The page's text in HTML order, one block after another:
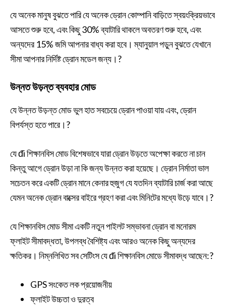
যে অনেক মানুষ বুঝতে পারি যে অনেক ড্রোন কোম্পানি বাড়িতে স্বয়ংক্রিয়ভাবে
আসতে শুরু হবে, এবং কিছু 30% ব্যাটারি থাকলে অবতরণ শুরু হবে, এবং
অন্যদের 15% জমি আপনার বাধ্য করা হবে। ম্যানুয়াল পড়ুন বুঝতে যেখানে
সীমা আপনার নির্দিষ্ট ড্রোন মডেল জন্য।?
উন্নত উড়ন্ত ব্যবহার মোড
যে উন্নত উড়ন্ত মোড ভুল হাত সবচেয়ে ড্রোন পাওয়া যায় এবং, ড্রোন
বিপর্যস্ত হতে পারে।?
যে đi শিক্ষানবিস মোড বিশেষভাবে যারা ড্রোন উড়তে অপেক্ষা করতে না চান
কিন্তু আগে ড্রোন উড়া না কি জন্য উন্নত করা হয়েছে। ড্রোন নির্মাতা ভাল
সচেতন করে একটি ড্রোন মানে কেনার হুজুগ যে যতদিন ব্যাটারি চার্জ করা আছে
যেমন অনেক ড্রোন বাক্সের বাইরে গ্রহণ করা এবং মিনিটের মধ্যে উড়ে যাবে।?
যে শিক্ষানবিস মোড সীমা একটি নতুন পাইলট সম্ভাবনা ড্রোন বা মনোরম
ফ্লাইট সীমাবদ্ধতা, উপলব্ধ বৈশিষ্ট্য এবং আরও অনেক কিছু অন্যদের
ক্ষতিকর। নিম্নলিখিত সব সেটিংস যে đi শিক্ষানবিস মোডে সীমাবদ্ধ আছেন:?
GPS সংকেত লক প্রয়োজনীয়
ফ্লাইট উচ্চতা ও দুরত্ব